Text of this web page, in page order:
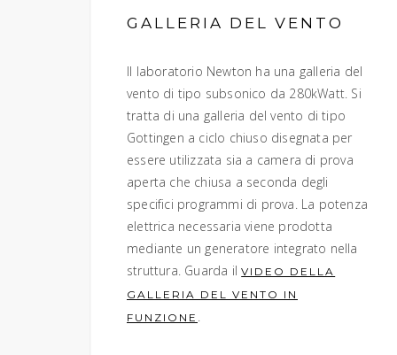
GALLERIA DEL VENTO
Il laboratorio Newton ha una galleria del
vento di tipo subsonico da 280kWatt. Si
tratta di una galleria del vento di tipo
Gottingen a ciclo chiuso disegnata per
essere utilizzata sia a camera di prova
aperta che chiusa a seconda degli
specifici programmi di prova. La potenza
elettrica necessaria viene prodotta
mediante un generatore integrato nella
struttura. Guarda ilVIDEO DELLA
GALLERIA DEL VENTO IN
FUNZIONE .